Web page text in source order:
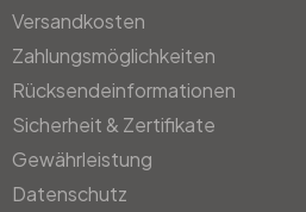
Versandkosten
Zahlungsmöglichkeiten
Rücksendeinformationen
Sicherheit & Zertifikate
Gewährleistung
Datenschutz